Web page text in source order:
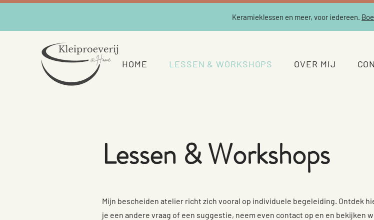
Keramieklessen en meer, voor iedereen.
HOME LESSEN & WORKSHOPS OVER MIJ
Lessen & Workshops
Mijn bescheiden atelier richt zich vooral op individuele begeleiding. Ontdek
je een andere vraag of een suggestie, neem even contact op en en bekijken